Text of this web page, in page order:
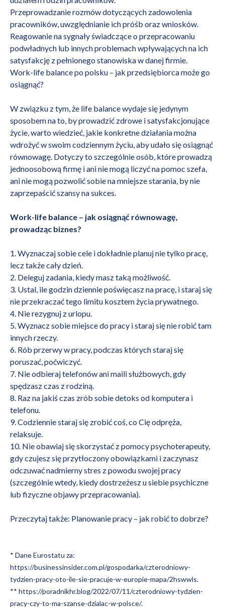
Przeprowadzanie rozmów dotyczących zadowolenia
pracowników, uwzględnianie ich próśb oraz wniosków.
Reagowanie na sygnały świadczące o przepracowaniu
podwładnych lub innych problemach wpływających na ich
satysfakcję z pełnionego stanowiska w danej firmie.
Work-life balance po polsku – jak przedsiębiorca może go
osiągnąć?
W związku z tym, że life balance wydaje się jedynym
sposobem na to, by prowadzić zdrowe i satysfakcjonujące
życie, warto wiedzieć, jakie konkretne działania można
wdrożyć w swoim codziennym życiu, aby udało się osiągnąć
równowagę. Dotyczy to szczególnie osób, które prowadzą
jednoosobową firmę i ani nie mogą liczyć na pomoc szefa,
ani nie mogą pozwolić sobie na mniejsze starania, by nie
zaprzepaścić szansy na sukces.
Work-life balance – jak osiągnąć równowagę,
prowadząc biznes?
1. Wyznaczaj sobie cele i dokładnie planuj nie tylko pracę,
lecz także cały dzień.
2. Deleguj zadania, kiedy masz taką możliwość.
3. Ustal, ile godzin dziennie poświęcasz na pracę, i staraj się
nie przekraczać tego limitu kosztem życia prywatnego.
4. Nie rezygnuj z urlopu.
5. Wyznacz sobie miejsce do pracy i staraj się nie robić tam
innych rzeczy.
6. Rób przerwy w pracy, podczas których staraj się
poruszać, poćwiczyć.
7. Nie odbieraj telefonów ani maili służbowych, gdy
spędzasz czas z rodziną.
8. Raz na jakiś czas zrób sobie detoks od komputera i
telefonu.
9. Codziennie staraj się zrobić coś, co Cię odpręża,
relaksuje.
10. Nie obawiaj się skorzystać z pomocy psychoterapeuty,
gdy czujesz się przytłoczony obowiązkami i zaczynasz
odczuwać nadmierny stres z powodu swojej pracy
(szczególnie wtedy, kiedy dostrzeżesz u siebie psychiczne
lub fizyczne objawy przepracowania).
Przeczytaj także: Planowanie pracy – jak robić to dobrze?
* Dane Eurostatu za:
https://businessinsider.com.pl/gospodarka/czterodniowy-
tydzien-pracy-oto-ile-sie-pracuje-w-europie-mapa/2hswwls.
** https://poradnikhr.blog/2022/07/11/czterodniowy-tydzien-
pracy-czy-to-ma-szanse-dzialac-w-polsce/.